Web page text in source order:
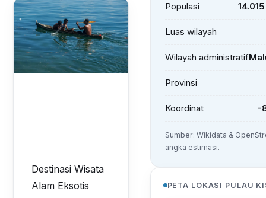
Destinasi Wisata
Alam Eksotis
Populasi
Luas wilayah
Wilayah administratif
Provinsi
Koordinat -
Sumber: Wikidata &
angka estimasi.
PETA LOKASI PULAU